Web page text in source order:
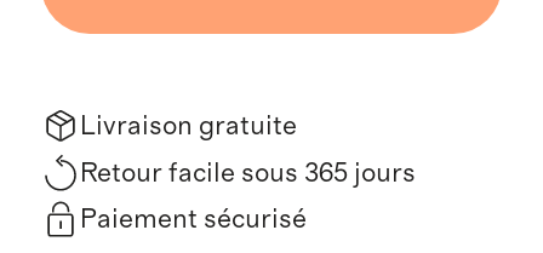
Livraison gratuite
Retour facile sous 365 jours
Paiement sécurisé